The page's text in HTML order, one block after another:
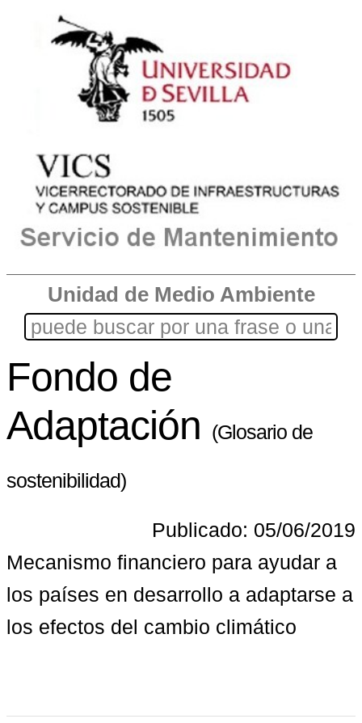
Unidad de Medio Ambiente
Fondo de
Adaptación (Glosario de
sostenibilidad)
Publicado: 05/06/2019
Mecanismo financiero para ayudar a
los países en desarrollo a adaptarse a
los efectos del cambio climático